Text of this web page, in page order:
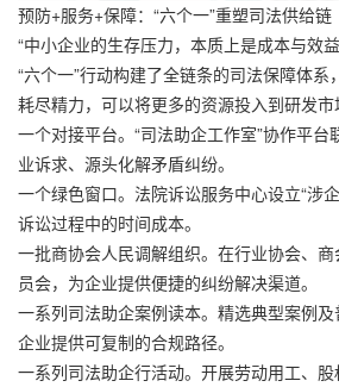
预防+服务+保障：“六个一”重塑司法供给链
“中小企业的生存压力，本质上是成本与效
“六个一”行动构建了全链条的司法保障体
耗尽精力，可以将更多的资源投入到研发市
一个对接平台。“司法助企工作室”协作平
业诉求、源头化解矛盾纠纷。
一个绿色窗口。法院诉讼服务中心设立“涉
诉讼过程中的时间成本。
一批商协会人民调解组织。在行业协会、
员会，为企业提供便捷的纠纷解决渠道。
一系列司法助企案例读本。精选典型案例
企业提供可复制的合规路径。
一系列司法助企行活动。开展劳动用工、